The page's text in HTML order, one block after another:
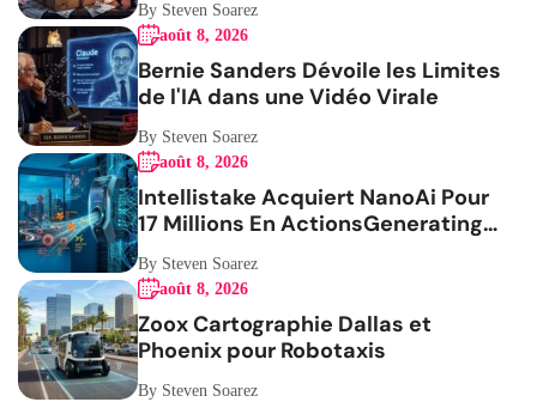
By Steven Soarez
août 8, 2026
Bernie Sanders Dévoile les Limites
de l'IA dans une Vidéo Virale
By Steven Soarez
août 8, 2026
Intellistake Acquiert NanoAi Pour
17 Millions En ActionsGenerating
the French blog article
By Steven Soarez
août 8, 2026
Zoox Cartographie Dallas et
Phoenix pour Robotaxis
By Steven Soarez